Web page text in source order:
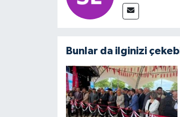
Bunlar da ilginizi